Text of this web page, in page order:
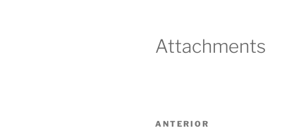
Attachments
Navegación
Entrada
ANTERIOR